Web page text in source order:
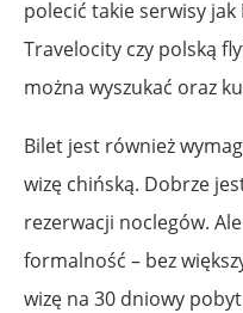
polecić takie serwisy jak
Travelocity czy polską
można wyszukać oraz
Bilet jest również
wizę chińską. Dobrze
rezerwacji noclegów.
formalność – bez
wizę na 30 dniowy